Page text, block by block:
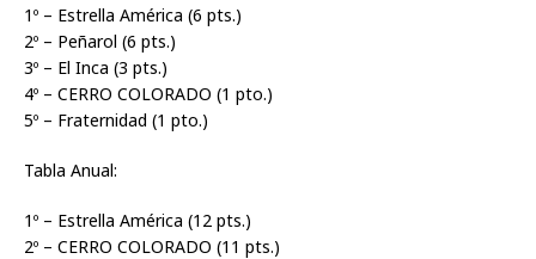
1º – Estrella América (6 pts.)
2º – Peñarol (6 pts.)
3º – El Inca (3 pts.)
4º – CERRO COLORADO (1 pto.)
5º – Fraternidad (1 pto.)
Tabla Anual:
1º – Estrella América (12 pts.)
2º – CERRO COLORADO (11 pts.)